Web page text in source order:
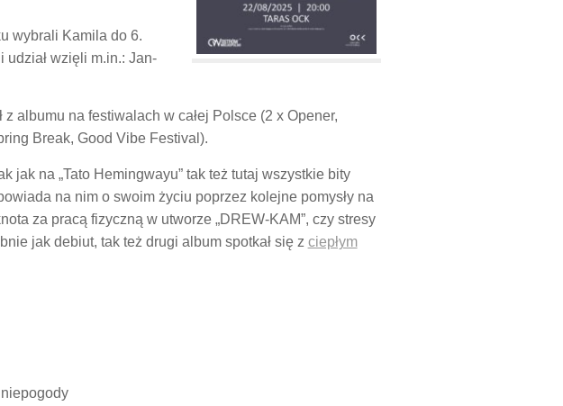
wybrali Kamila do 6.
udział wzięli m.in.: Jan-
albumu na festiwalach w całej Polsce (2 x Opener,
Break, Good Vibe Festival).
jak na „Tato Hemingwayu” tak też tutaj wszystkie bity
na nim o swoim życiu poprzez kolejne pomysły na
za pracą fizyczną w utworze „DREW-KAM”, czy stresy
jak debiut, tak też drugi album spotkał się z ciepłym